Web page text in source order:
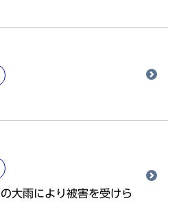
大雨により被害を受けら